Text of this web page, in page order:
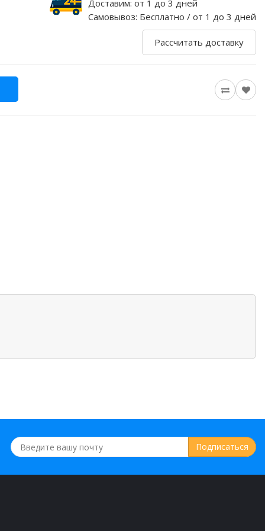
Доставим: от 1 до 3 дней
Самовывоз: Бесплатно / от 1 до 3 дней
Рассчитать доставку